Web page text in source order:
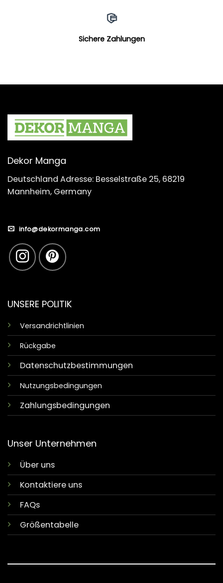
Sichere Zahlungen
Dekor Manga
Deutschland Adresse: Besselstraße 25, 68219
Mannheim, Germany
info@dekormanga.com
UNSERE POLITIK
Versandrichtlinien
Rückgabe
Datenschutzbestimmungen
Nutzungsbedingungen
Zahlungsbedingungen
Unser Unternehmen
Über uns
Kontaktiere uns
FAQs
Größentabelle